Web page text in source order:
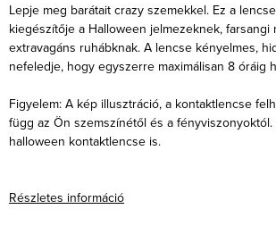
Lepje meg barátait crazy szemekkel. Ez a
kiegészítője a Halloween jelmezeknek, farsangi
extravagáns ruhábknak. A lencse kényelmes,
nefeledje, hogy egyszerre maximálisan 8 óráig
Figyelem: A kép illusztráció, a kontaktlencse
függ az Ön szemszínétől és a
halloween kontaktlencse is.
Részletes információ